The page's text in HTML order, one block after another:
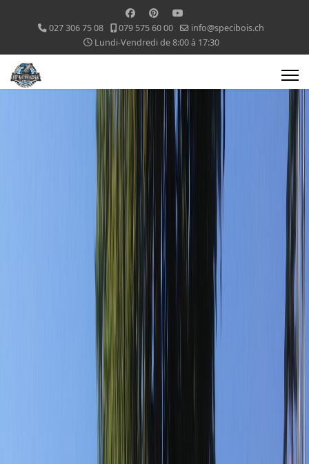
027 306 75 08 079 575 60 00
info@specibois.ch
Lundi-Vendredi de 8:00 à 17:30